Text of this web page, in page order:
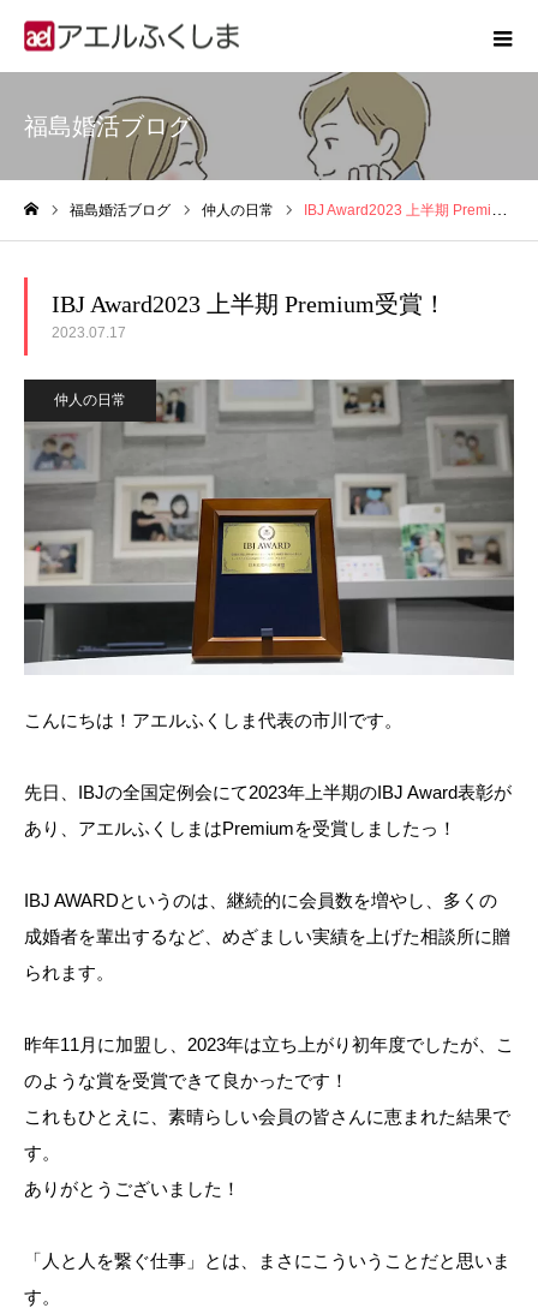
福島婚活ブログ
福島婚活ブログ 仲人の日常 IBJ Award2023 上半期 Premium受賞！
IBJ Award2023 上半期 Premium受賞！
2023.07.17
仲人の日常
こんにちは！アエルふくしま代表の市川です。
先日、IBJの全国定例会にて2023年上半期のIBJ Award表彰が
あり、アエルふくしまはPremiumを受賞しましたっ！
IBJ AWARDというのは、継続的に会員数を増やし、多くの
成婚者を輩出するなど、めざましい実績を上げた相談所に贈
られます。
昨年11月に加盟し、2023年は立ち上がり初年度でしたが、こ
のような賞を受賞できて良かったです！
これもひとえに、素晴らしい会員の皆さんに恵まれた結果で
す。
ありがとうございました！
「人と人を繋ぐ仕事」とは、まさにこういうことだと思いま
す。